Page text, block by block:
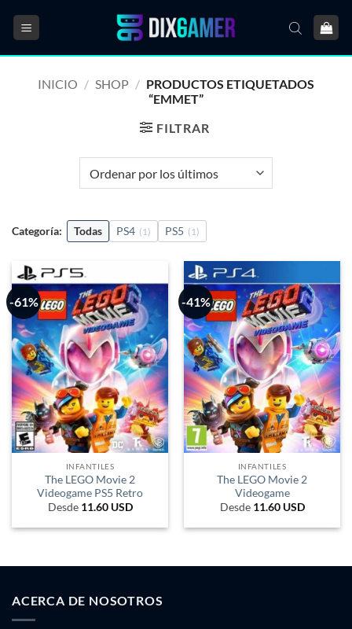
INICIO / SHOP / PRODUCTOS ETIQUETADOS
“EMMET”
FILTRAR
Categoría: Todas PS4 (1) PS5 (1)
-61%
INFANTILES
The LEGO Movie 2
Videogame PS5 Retro
Desde 11.60 USD
-41%
INFANTILES
The LEGO Movie 2
Videogame
Desde 11.60 USD
ACERCA DE NOSOTROS